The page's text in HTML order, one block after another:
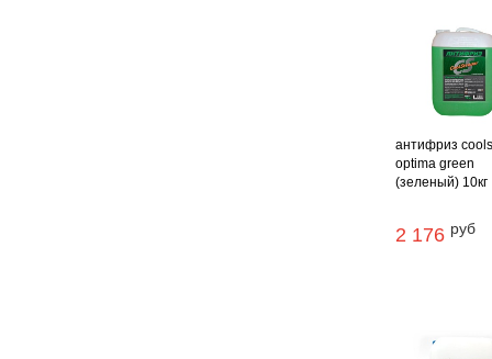
антифриз
optima green
(зеленый) 10кг
2 176 руб